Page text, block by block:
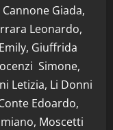
Giada,
Leonardo,
Giuffrida
Simone,
Letizia, Li Donni
Edoardo,
Moscetti